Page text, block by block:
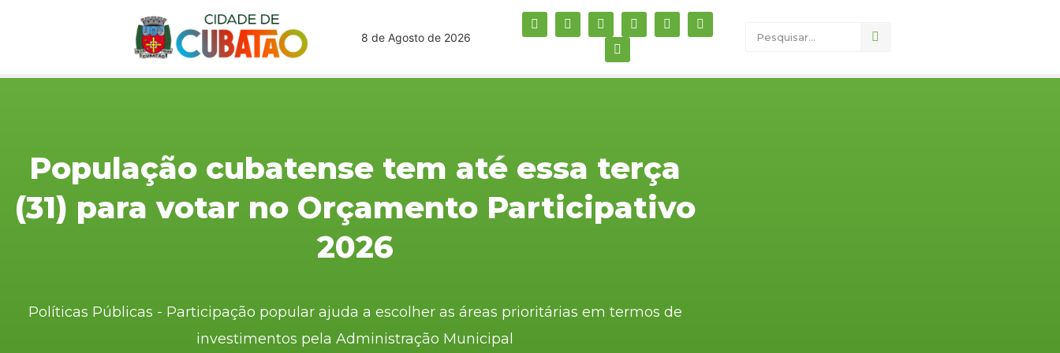
8 de Agosto de 2026
População cubatense tem até essa terça
(31) para votar no Orçamento Participativo
2026
Políticas Públicas - Participação popular ajuda a escolher as áreas prioritárias em termos de
investimentos pela Administração Municipal